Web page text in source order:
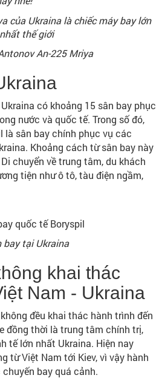
An-225 Mriya
có khoảng 15 sân bay phục
nước và quốc tế. Trong số đó,
là sân bay chính phục vụ các
Khoảng cách từ sân bay này
chuyển về trung tâm, du khách
tiện như ô tô, tàu điện ngầm,
bay tại Ukraina
khai thác
Nam - Ukraina
đều khai thác hành trình đến
đồng thời là trung tâm chính trị,
tế lớn nhất Ukraina. Hiện nay
từ Việt Nam tới Kiev, vì vậy hành
bay quá cảnh.